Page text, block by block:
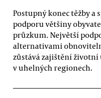
Postupný konec těžby a
podporu většiny
průzkum. Největší
alternativami
zůstává zajištění
v uhelných regionech.